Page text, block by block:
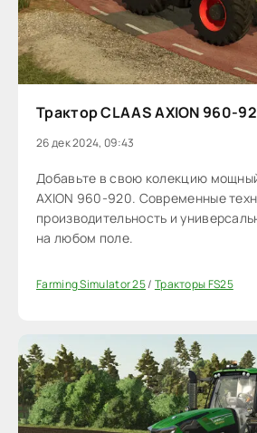
Трактор CLAAS AXION 960-
26 дек 2024, 09:43
Добавьте в свою колекцию
AXION 960-920. Современные
производительность и
на любом поле.
Farming Simulator 25/ Тракторы FS25